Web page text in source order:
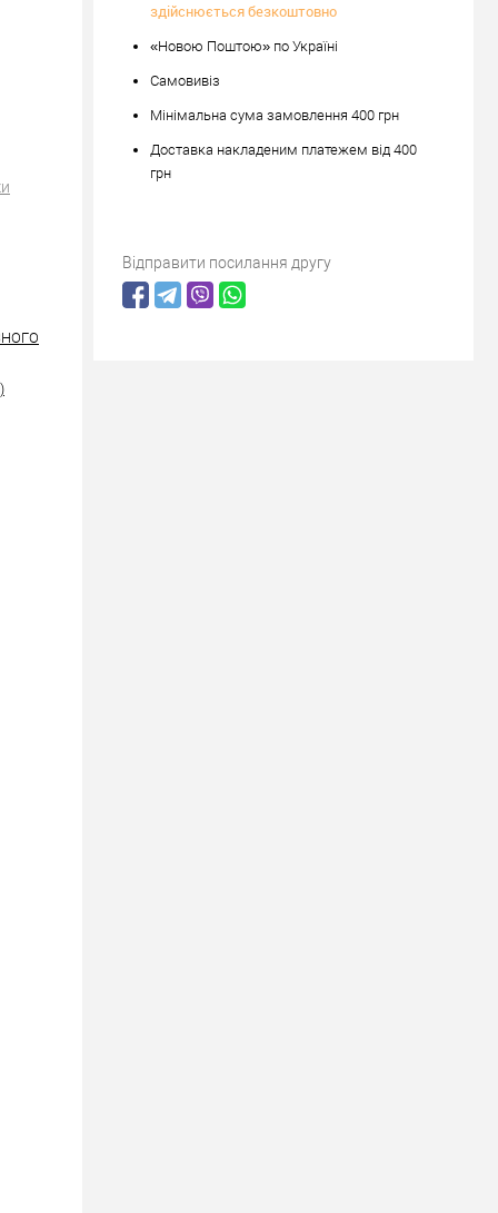
здійснюється безкоштовно
«Новою Поштою» по Україні
Самовивіз
Мінімальна сума замовлення 400 грн
Доставка накладеним платежем від 400
грн
Відправити посилання другу